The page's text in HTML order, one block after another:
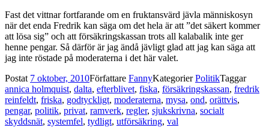
Fast det vittnar fortfarande om en fruktansvärd jävla människosyn
när det enda Fredrik kan säga om det hela är att ”det säkert kommer
att lösa sig” och att försäkringskassan trots all kalabalik inte ger
henne pengar. Så därför är jag ändå jävligt glad att jag kan säga att
jag inte röstade på moderaterna i det här valet.
Postat 7 oktober, 2010Författare FannyKategorierPolitikTaggar
annica holmquist, dalta, efterblivet, fiska, försäkringskassan, fredrik
reinfeldt, friska, godtyckligt, moderaterna, mysa, ond, orättvis,
pengar, politik, privat, ramverk, regler, sjukskrivna, socialt
skyddsnät, systemfel, tydligt, utförsäkring, val